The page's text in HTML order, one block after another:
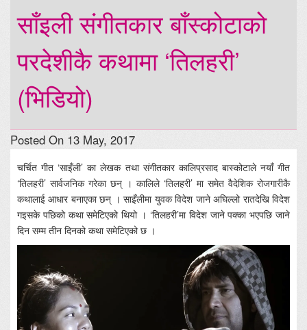
साँइली संगीतकार बाँस्कोटाको
परदेशीकै कथामा ‘तिलहरी’
(भिडियो)
Posted On 13 May, 2017
चर्चित गीत ‘साइँली’ का लेखक तथा संगीतकार कालिप्रसाद बास्कोटाले नयाँ गीत
‘तिलहरी’ सार्वजनिक गरेका छन् । कालिले ‘तिलहरी’ मा समेत वैदेशिक रोजगारीकै
कथालाई आधार बनाएका छन् । साइँलीमा युवक विदेश जाने अघिल्लो रातदेखि विदेश
गइसके पछिको कथा समेटिएको थियो । ‘तिलहरी’मा विदेश जाने पक्का भएपछि जाने
दिन सम्म तीन दिनको कथा समेटिएको छ ।